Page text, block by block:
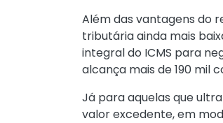
Além das vantagens do
tributária ainda mais
integral do ICMS para
alcança mais de 190 mil
Já para aquelas que
valor excedente, em